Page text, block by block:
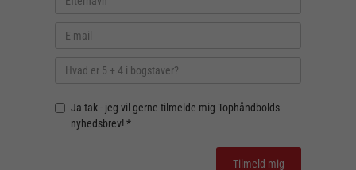
Ja tak - jeg vil gerne tilmelde mig Tophåndbolds
nyhedsbrev! *